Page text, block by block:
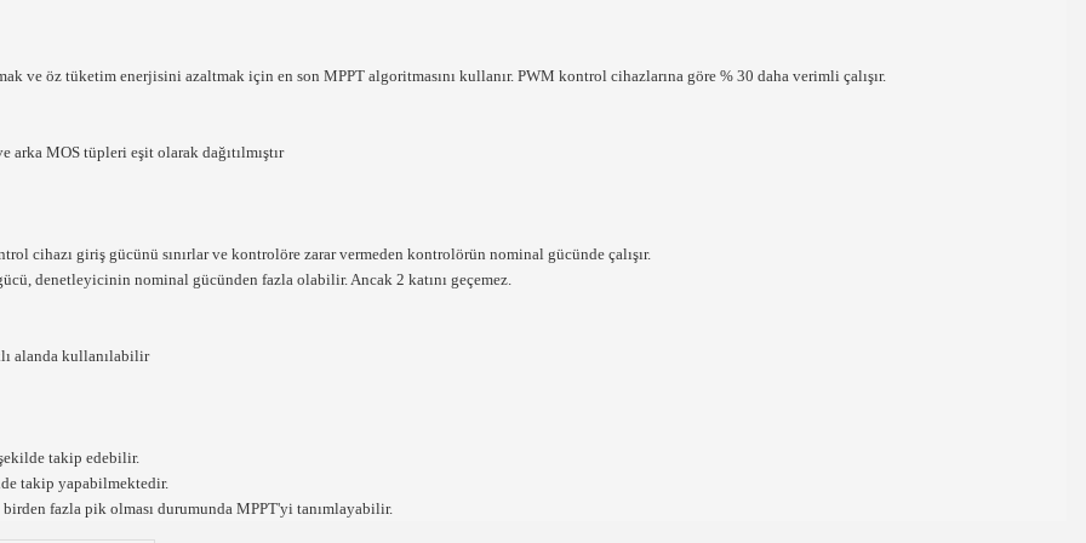
ve öz tüketim enerjisini azaltmak için en son MPPT algoritmasını kullanır. PWM kontrol cihazlarına göre % 30 daha verimli çalışır.
arka MOS tüpleri eşit olarak dağıtılmıştır
cihazı giriş gücünü sınırlar ve kontrolöre zarar vermeden kontrolörün nominal gücünde çalışır.
denetleyicinin nominal gücünden fazla olabilir. Ancak 2 katını geçemez.
alanda kullanılabilir
takip edebilir.
takip yapabilmektedir.
fazla pik olması durumunda MPPT'yi tanımlayabilir.